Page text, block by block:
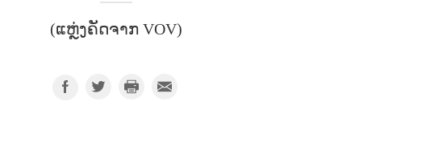
(ແຫຼ່ງຄັດຈາກ VOV)